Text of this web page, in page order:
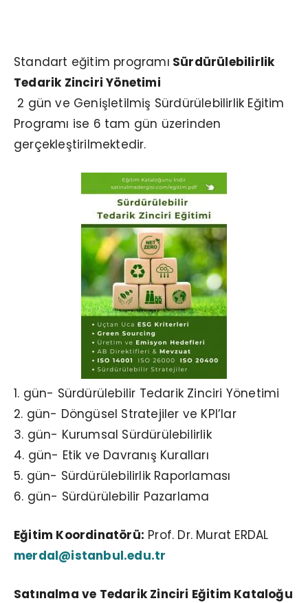
Standart eğitim programı Sürdürülebilirlik
Tedarik Zinciri Yönetimi
2 gün ve Genişletilmiş Sürdürülebilirlik Eğitim
Programı ise 6 tam gün üzerinden
gerçekleştirilmektedir.
1. gün- Sürdürülebilir Tedarik Zinciri Yönetimi
2. gün- Döngüsel Stratejiler ve KPI’lar
3. gün- Kurumsal Sürdürülebilirlik
4. gün- Etik ve Davranış Kuralları
5. gün- Sürdürülebilirlik Raporlaması
6. gün- Sürdürülebilir Pazarlama
Eğitim Koordinatörü: Prof. Dr. Murat ERDAL
merdal@istanbul.edu.tr
Satınalma ve Tedarik Zinciri Eğitim Kataloğu